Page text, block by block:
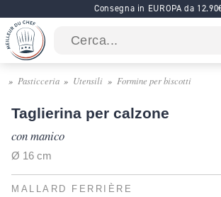
Consegna in EUROPA da
Pasticceria Utensili Formine per biscotti
Taglierina per calzone
con manico
Ø 16 cm
MALLARD FERRIÈRE